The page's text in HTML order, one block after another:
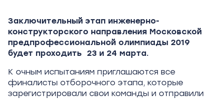
Заключительный этап инженерно-
конструкторского направления Московской
предпрофессиональной олимпиады 2019
будет проходить 23 и 24 марта.
К очным испытаниям приглашаются все
финалисты отборочного этапа, которые
зарегистрировали свои команды и отправили